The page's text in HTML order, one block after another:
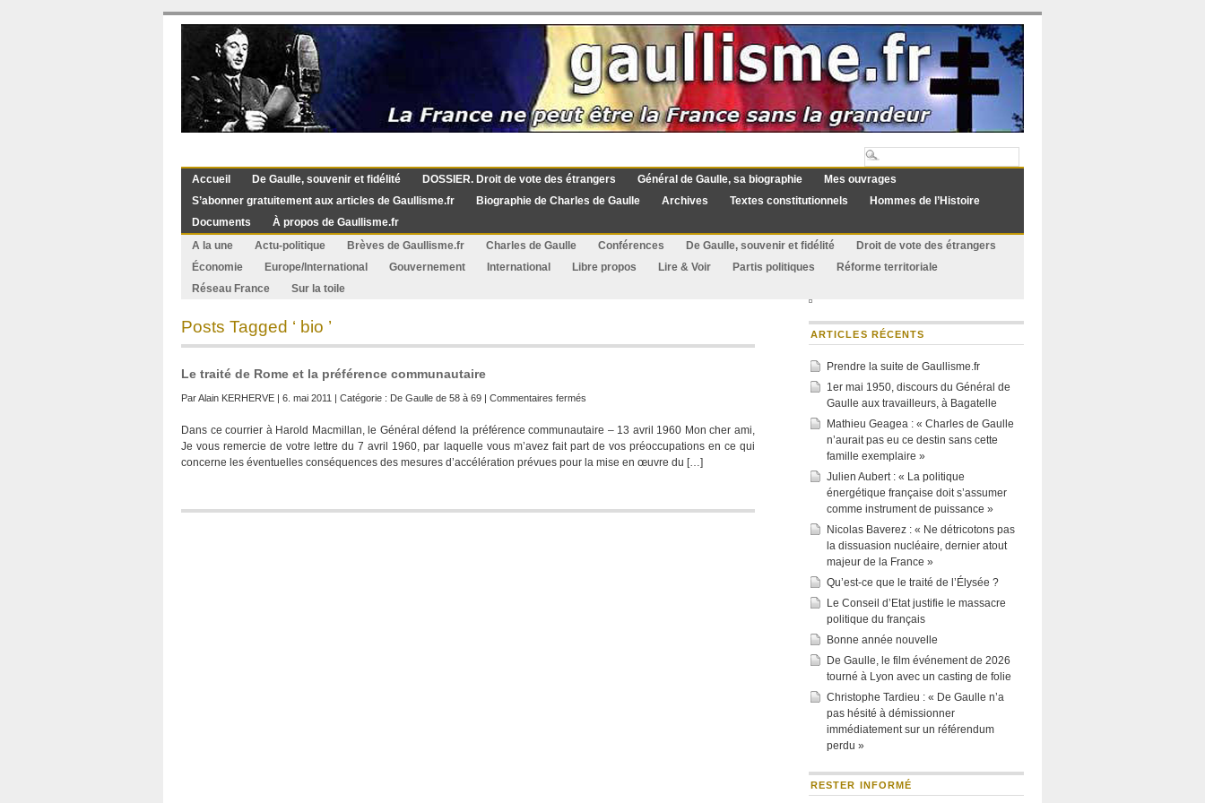
Accueil De Gaulle, souvenir et fidélité DOSSIER. Droit de vote des étrangers Général de Gaulle, sa biographie
Mes ouvrages
S’abonner gratuitement aux articles de Gaullisme.fr
Biographie de Charles de Gaulle Archives Textes constitutionnels
Hommes de l’Histoire
Documents
À propos de Gaullisme.fr
A la une
Actu-politique Brèves de Gaullisme.fr Charles de Gaulle Conférences De Gaulle, souvenir et fidélité
Droit de vote des étrangers
Économie
Europe/International Gouvernement International Libre propos Lire & Voir Partis politiques
Réforme territoriale
Réseau France
Sur la toile
Posts Tagged ‘ bio ’
Le traité de Rome et la préférence communautaire
ParAlain KERHERVE | 6. mai 2011 | Catégorie : De Gaulle de 58 à 69 | Commentaires fermés
traité
de
Rome
préférence
Dans ce courrier à Harold Macmillan, le Général défend la préférence communautaire – 13 avril 1960 Mon cher ami,
Je vous remercie de votre lettre du 7 avril 1960, par laquelle vous m’avez fait part de vos préoccupations en ce qui
concerne les éventuelles conséquences des mesures d’accélération prévues pour la mise en œuvre du […]
ARTICLES RÉCENTS
Prendre la suite de Gaullisme.fr
1er mai 1950, discours du Général de
Gaulle aux travailleurs, à Bagatelle
Mathieu Geagea : « Charles de Gaulle
n’aurait pas eu ce destin sans cette
famille exemplaire »
Julien Aubert : « La politique
énergétique française doit s’assumer
comme instrument de puissance »
Nicolas Baverez : « Ne détricotons pas
la dissuasion nucléaire, dernier atout
majeur de la France »
Qu’est-ce que le traité de l’Élysée ?
Le Conseil d’Etat justifie le massacre
politique du français
Bonne année nouvelle
De Gaulle, le film événement de 2026
tourné à Lyon avec un casting de folie
Christophe Tardieu : « De Gaulle n’a
pas hésité à démissionner
immédiatement sur un référendum
perdu »
RESTER INFORMÉ